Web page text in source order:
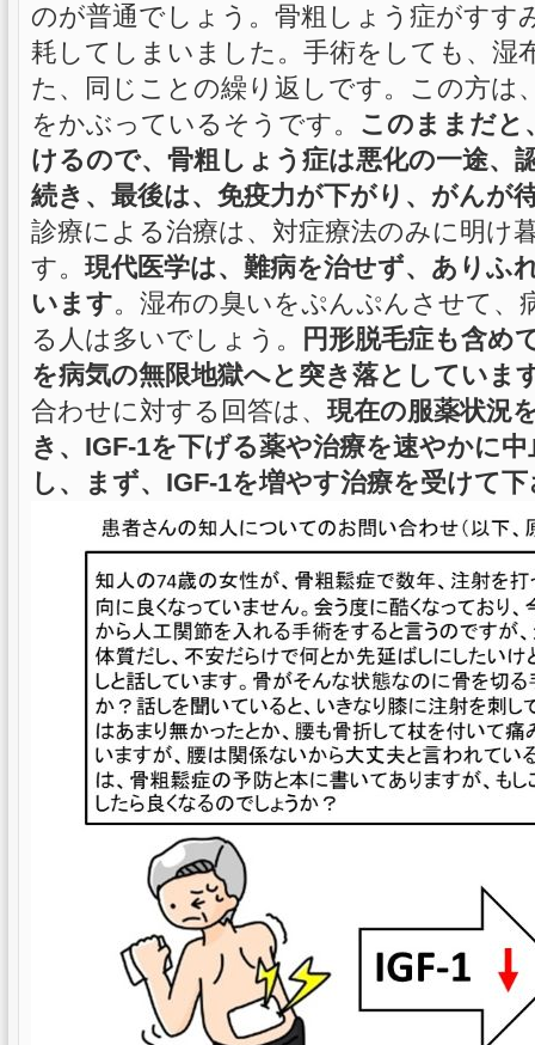
のが普通でしょう。骨粗しょう症がすす
耗してしまいました。手術をしても、湿
た、同じことの繰り返しです。この方は
をかぶっているそうです。 このままだと
けるので、骨粗しょう症は悪化の一途、
続き、最後は、免疫力が下がり、がんが
診療による治療は、対症療法のみに明け
す。現代医学は、難病を治せず、ありふ
います。湿布の臭いをぷんぷんさせて、
る人は多いでしょう。
円形脱毛症も含め
を病気の無限地獄へと突き落としていま
合わせに対する回答は、現在の服薬状況
き、IGF-1を下げる薬や治療を速やかに
し、まず、IGF-1を増やす治療を受けて